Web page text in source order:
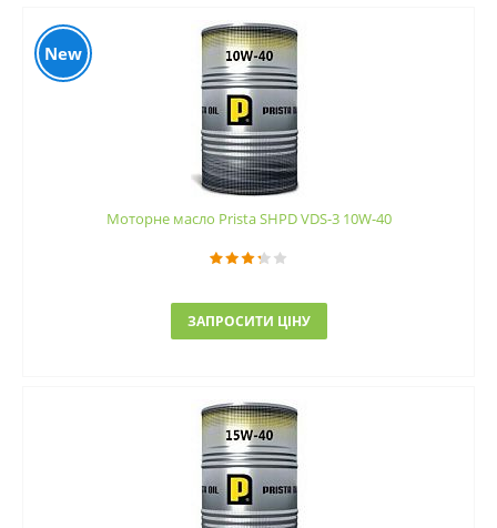
New
Моторне масло Prista SHPD VDS-3 10W-40
ЗАПРОСИТИ ЦІНУ